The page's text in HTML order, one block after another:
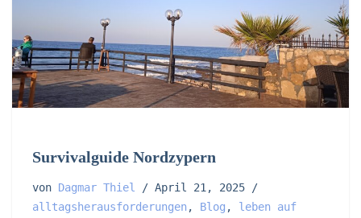
Survivalguide Nordzypern
von Dagmar Thiel
April 21, 2025
alltagsherausforderungen, Blog , leben auf